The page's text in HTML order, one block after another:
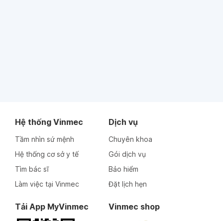
Hệ thống Vinmec
Tầm nhìn sứ mệnh
Hệ thống cơ sở y tế
Tìm bác sĩ
Làm việc tại Vinmec
Dịch vụ
Chuyên khoa
Gói dịch vụ
Bảo hiểm
Đặt lịch hẹn
Tải App MyVinmec Vinmec shop